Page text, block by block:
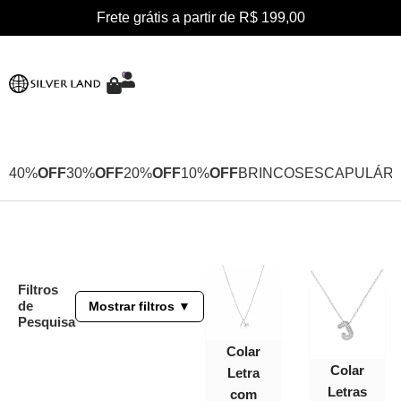
Frete grátis a partir de R$ 199,00
0
40%OFF30%OFF20%OFF10%OFFBRINCOS
Filtros
de
Pesquisa
Mostrar filtros ▼
Colar
Letra
com
Colar
Letras